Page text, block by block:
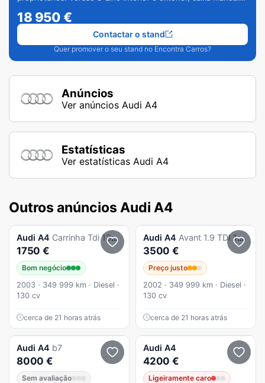
18 950€
Quer promover o seu stand no Encontra Carros?
Contactar o stand
Anúncios
Ver anúncios Audi A4
Estatísticas
Ver estatísticas Audi A4
Outros anúncios Audi A4
Audi A4 Carrinha Tdi 130cv
1750 €
Bom negócio
2003 · 349 999 km · Diesel ·
130 cv
cerca de 21 horas atrás
Audi A4 Avant 1.9 TDI 130 cv
3500 €
Preço justo
2002 · 349 999 km · Diesel ·
130 cv
cerca de 21 horas atrás
Audi A4 b7
8000 €
Sem avaliação
Audi A4
4200 €
Ligeiramente caro